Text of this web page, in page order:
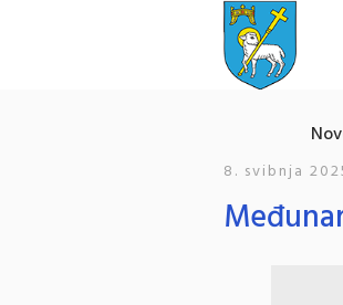
8. svibnja